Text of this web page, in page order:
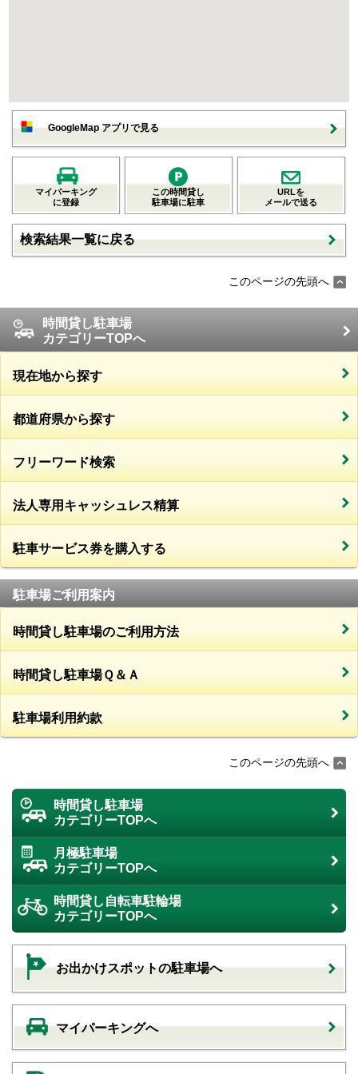
GoogleMap アプリで見る
マイパーキング
に登録
この時間貸し
駐車場に駐車
URLを
メールで送る
検索結果一覧に戻る
このページの先頭へ
時間貸し駐車場
カテゴリーTOPへ
現在地から探す
都道府県から探す
フリーワード検索
法人専用キャッシュレス精算
駐車サービス券を購入する
駐車場ご利用案内
時間貸し駐車場のご利用方法
時間貸し駐車場Ｑ＆Ａ
駐車場利用約款
このページの先頭へ
時間貸し駐車場
カテゴリーTOPへ
月極駐車場
カテゴリーTOPへ
時間貸し自転車駐輪場
カテゴリーTOPへ
お出かけスポットの駐車場へ
マイパーキングへ